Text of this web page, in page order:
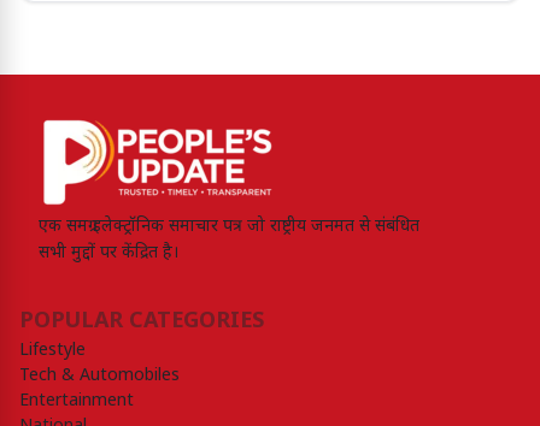
एक समग्र इलेक्ट्रॉनिक समाचार पत्र जो राष्ट्रीय जनमत से संबंधित
सभी मुद्दों पर केंद्रित है।
POPULAR CATEGORIES
Lifestyle
Tech & Automobiles
Entertainment